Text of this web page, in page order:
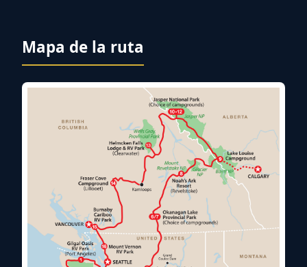
Mapa de la ruta